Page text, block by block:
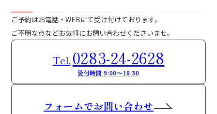
ご予約はお電話・WEBにて受け付けております。
ご不明な点などお気軽にお問い合わせくださいませ。
Tel. 0283-24-2628
受付時間 9:00～18:30
フォームでお問い合わせ